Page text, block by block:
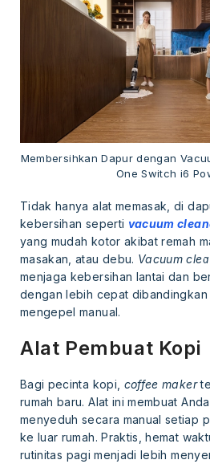
Membersihkan Dapur dengan
One Switch i6
Tidak hanya alat memasak, di
kebersihan seperti vacuum
yang mudah kotor akibat remah
masakan, atau debu. Vacuum
menjaga kebersihan lantai dan
dengan lebih cepat dibandingkan
mengepel manual.
Alat Pembuat Kopi
Bagi pecinta kopi, coffee maker
rumah baru. Alat ini membuat
menyeduh secara manual setiap
ke luar rumah. Praktis, hemat
rutinitas pagi menjadi lebih